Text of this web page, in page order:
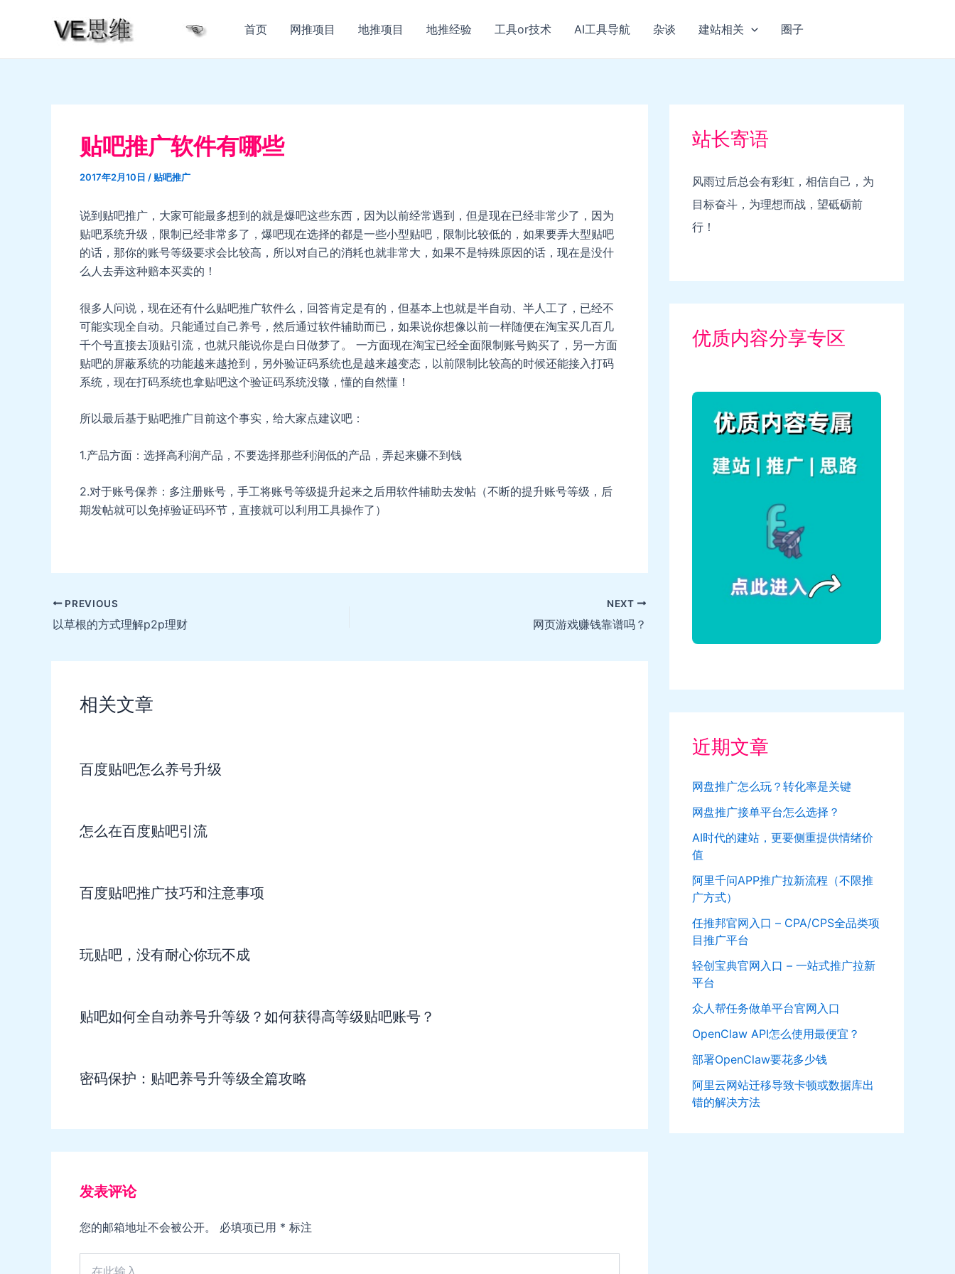
首页 网推项目 地推项目 地推经验 工具or技术 AI工具导航 杂谈 建站相关 圈子
贴吧推广软件有哪些
2017年2月10日 / 贴吧推广
说到贴吧推广，大家可能最多想到的就是爆吧这些东西，因为以前经常遇到，但是现在已经非常少了，因为
贴吧系统升级，限制已经非常多了，爆吧现在选择的都是一些小型贴吧，限制比较低的，如果要弄大型贴吧
的话，那你的账号等级要求会比较高，所以对自己的消耗也就非常大，如果不是特殊原因的话，现在是没什
么人去弄这种赔本买卖的！
很多人问说，现在还有什么贴吧推广软件么，回答肯定是有的，但基本上也就是半自动、半人工了，已经不
可能实现全自动。只能通过自己养号，然后通过软件辅助而已，如果说你想像以前一样随便在淘宝买几百几
千个号直接去顶贴引流，也就只能说你是白日做梦了。 一方面现在淘宝已经全面限制账号购买了，另一方面
贴吧的屏蔽系统的功能越来越抢到，另外验证码系统也是越来越变态，以前限制比较高的时候还能接入打码
系统，现在打码系统也拿贴吧这个验证码系统没辙，懂的自然懂！
所以最后基于贴吧推广目前这个事实，给大家点建议吧：
1.产品方面：选择高利润产品，不要选择那些利润低的产品，弄起来赚不到钱
2.对于账号保养：多注册账号，手工将账号等级提升起来之后用软件辅助去发帖（不断的提升账号等级，后
期发帖就可以免掉验证码环节，直接就可以利用工具操作了）
Post
navigation
PREVIOUS
以草根的方式理解p2p理财
NEXT
网页游戏赚钱靠谱吗？
相关文章
百度贴吧怎么养号升级
怎么在百度贴吧引流
百度贴吧推广技巧和注意事项
玩贴吧，没有耐心你玩不成
贴吧如何全自动养号升等级？如何获得高等级贴吧账号？
密码保护：贴吧养号升等级全篇攻略
发表评论
您的邮箱地址不会被公开。 必填项已用 * 标注
站长寄语
风雨过后总会有彩虹，相信自己，为
目标奋斗，为理想而战，望砥砺前
行！
优质内容分享专区
近期文章
网盘推广怎么玩？转化率是关键
网盘推广接单平台怎么选择？
AI时代的建站，更要侧重提供情绪价
值
阿里千问APP推广拉新流程（不限推
广方式）
任推邦官网入口 – CPA/CPS全品类项
目推广平台
轻创宝典官网入口 – 一站式推广拉新
平台
众人帮任务做单平台官网入口
OpenClaw API怎么使用最便宜？
部署OpenClaw要花多少钱
阿里云网站迁移导致卡顿或数据库出
错的解决方法